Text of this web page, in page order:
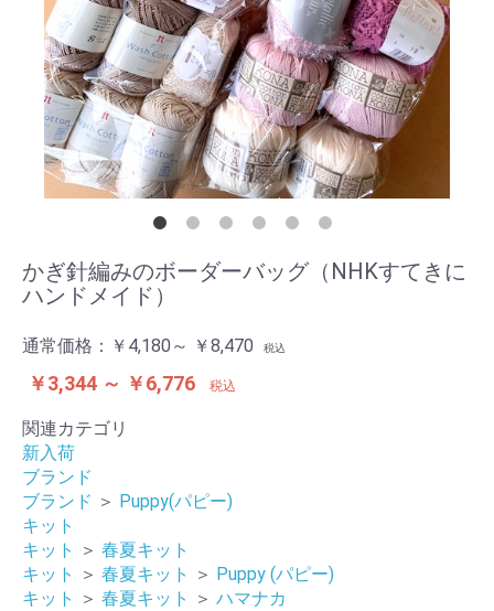
かぎ針編みのボーダーバッグ（NHKすてきに
ハンドメイド）
通常価格： ￥4,180～ ￥8,470 税込
￥3,344 ～ ￥6,776 税込
関連カテゴリ
新入荷
ブランド
ブランド ＞ Puppy(パピー)
キット
キット
＞ 春夏キット
キット
＞ 春夏キット ＞ Puppy (パピー)
キット
＞ 春夏キット ＞ ハマナカ